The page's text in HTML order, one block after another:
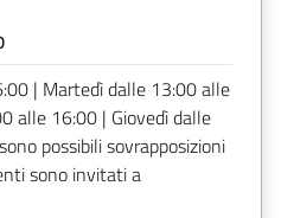
| Martedì dalle 13:00 alle
alle 16:00 | Giovedì dalle
possibili sovrapposizioni
sono invitati a